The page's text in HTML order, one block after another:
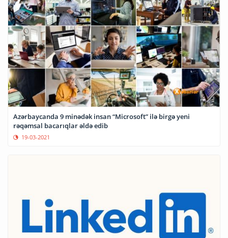
Azərbaycanda 9 minədək insan “Microsoft” ilə birgə yeni
rəqəmsal bacarıqlar əldə edib
19-03-2021